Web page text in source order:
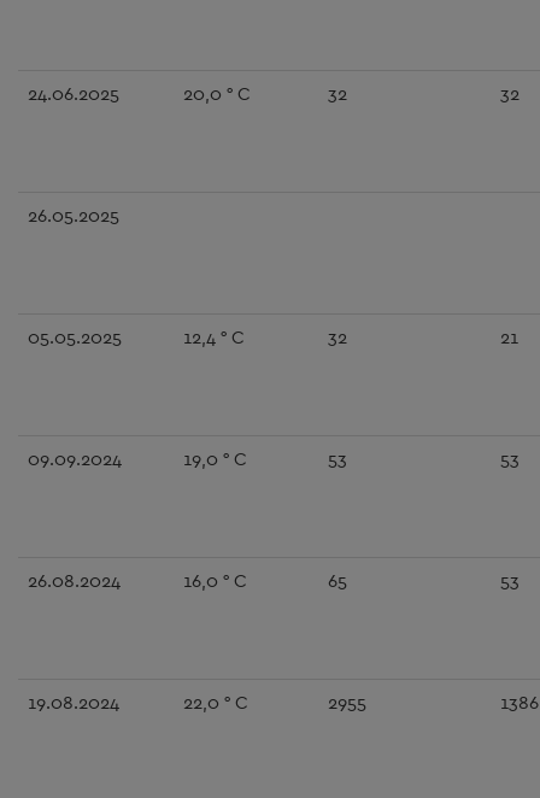
24.06.2025 20,0 ° C 32 32
26.05.2025
05.05.2025 12,4 ° C 32 21
09.09.2024 19,0 ° C 53 53
26.08.2024 16,0 ° C 65 53
19.08.2024 22,0 ° C 2955 1386